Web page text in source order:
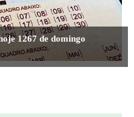
1267 de domingo